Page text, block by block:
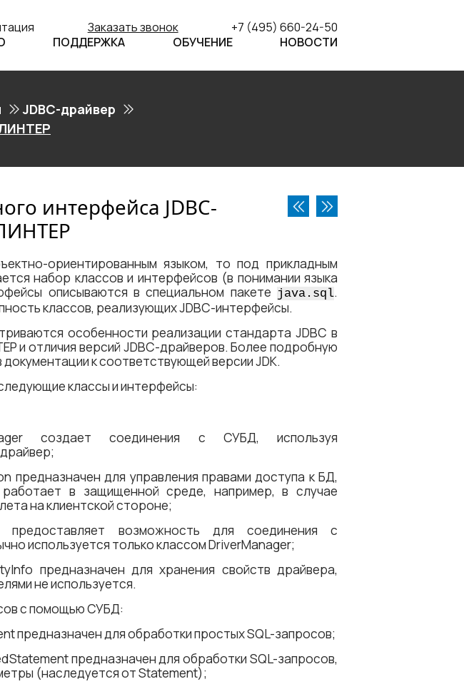
Заказать звонок
+7 (495) 660-24-50
ПОДДЕРЖКА ОБУЧЕНИЕ НОВОСТИ
JDBC-драйвер
интерфейса JDBC-
ориентированным языком, то под прикладным
набор классов и интерфейсов (в понимании языка
описываются в специальном пакете java.sql.
классов, реализующих JDBC-интерфейсы.
особенности реализации стандарта JDBC в
и отличия версий JDBC-драйверов. Более подробную
к соответствующей версии JDK.
классы и интерфейсы:
создает соединения с СУБД, используя
предназначен для управления правами доступа к БД,
в защищенной среде, например, в случае
на клиентской стороне;
предоставляет возможность для соединения с
используется только классом DriverManager;
предназначен для хранения свойств драйвера,
не используется.
с помощью СУБД:
предназначен для обработки простых SQL-запросов;
предназначен для обработки SQL-запросов,
(наследуется от Statement);